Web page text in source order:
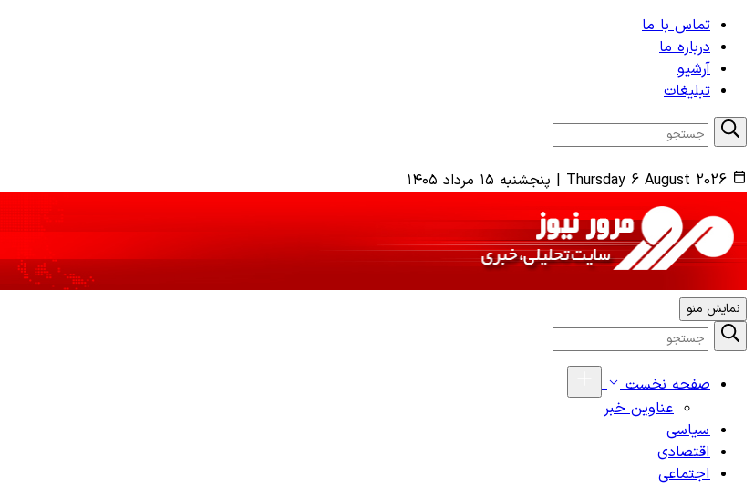
تماس با ما
درباره ما
آرشیو
تبلیغات
Thursday 6 August 2026
| پنجشنبه ۱۵ مرداد ۱۴۰۵
نمایش منو
صفحه نخست
عناوین خبر
سیاسی
اقتصادی
اجتماعی